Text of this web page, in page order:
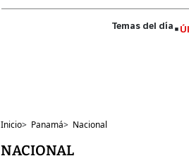
Inicio> Panamá> Nacional
NACIONAL